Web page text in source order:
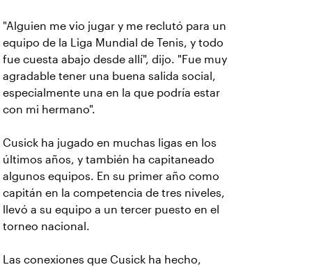
"Alguien me vio jugar y me reclutó para un
equipo de la Liga Mundial de Tenis, y todo
fue cuesta abajo desde allí", dijo. "Fue muy
agradable tener una buena salida social,
especialmente una en la que podría estar
con mi hermano".
Cusick ha jugado en muchas ligas en los
últimos años, y también ha capitaneado
algunos equipos. En su primer año como
capitán en la competencia de tres niveles,
llevó a su equipo a un tercer puesto en el
torneo nacional.
Las conexiones que Cusick ha hecho,